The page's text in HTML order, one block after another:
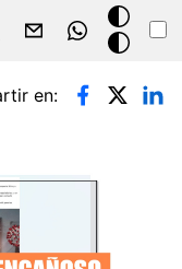
Modo
oscuro
en: